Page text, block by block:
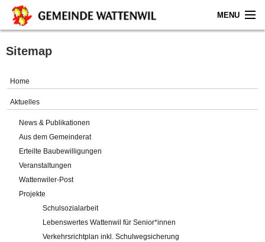
MENU
Home
Gemeinde
Verwaltung
Online-Service
Sitemap
Home
Aktuelles
News & Publikationen
Aus dem Gemeinderat
Erteilte Baubewilligungen
Veranstaltungen
Wattenwiler-Post
Projekte
Schulsozialarbeit
Lebenswertes Wattenwil für Senior*innen
Verkehrsrichtplan inkl. Schulwegsicherung